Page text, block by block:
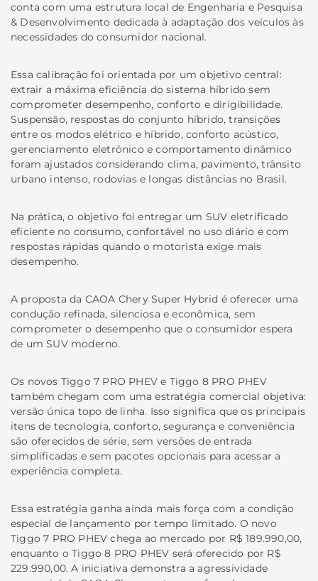
conta com uma estrutura local de Engenharia e Pesquisa
& Desenvolvimento dedicada à adaptação dos veículos às
necessidades do consumidor nacional.
Essa calibração foi orientada por um objetivo central:
extrair a máxima eficiência do sistema híbrido sem
comprometer desempenho, conforto e dirigibilidade.
Suspensão, respostas do conjunto híbrido, transições
entre os modos elétrico e híbrido, conforto acústico,
gerenciamento eletrônico e comportamento dinâmico
foram ajustados considerando clima, pavimento, trânsito
urbano intenso, rodovias e longas distâncias no Brasil.
Na prática, o objetivo foi entregar um SUV eletrificado
eficiente no consumo, confortável no uso diário e com
respostas rápidas quando o motorista exige mais
desempenho.
A proposta da CAOA Chery Super Hybrid é oferecer uma
condução refinada, silenciosa e econômica, sem
comprometer o desempenho que o consumidor espera
de um SUV moderno.
Os novos Tiggo 7 PRO PHEV e Tiggo 8 PRO PHEV
também chegam com uma estratégia comercial objetiva:
versão única topo de linha. Isso significa que os principais
itens de tecnologia, conforto, segurança e conveniência
são oferecidos de série, sem versões de entrada
simplificadas e sem pacotes opcionais para acessar a
experiência completa.
Essa estratégia ganha ainda mais força com a condição
especial de lançamento por tempo limitado. O novo
Tiggo 7 PRO PHEV chega ao mercado por R$ 189.990,00,
enquanto o Tiggo 8 PRO PHEV será oferecido por R$
229.990,00. A iniciativa demonstra a agressividade